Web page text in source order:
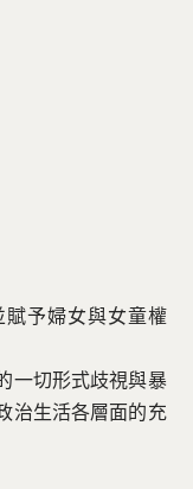
賦予婦女與女童權
一切形式歧視與暴
治生活各層面的充